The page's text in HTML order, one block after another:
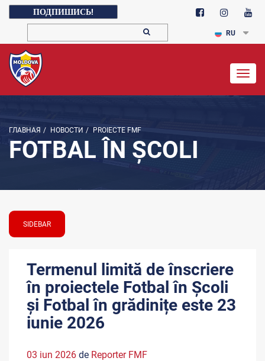
ПОДПИШИСЬ!
RU
ГЛАВНАЯ / НОВОСТИ / PROIECTE FMF
FOTBAL ÎN ȘCOLI
SIDEBAR
Termenul limită de înscriere
în proiectele Fotbal în Școli
și Fotbal în grădinițe este 23
iunie 2026
03 iun 2026 de Reporter FMF